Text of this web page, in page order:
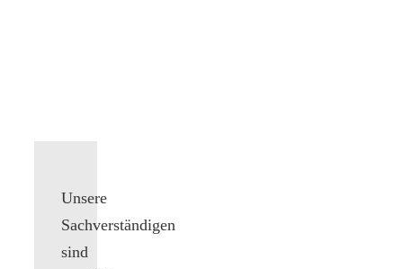
Unsere
Sachverständigen
sind